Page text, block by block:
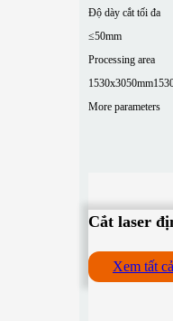
Độ dày cắt tối đa
≤50mm
Processing area
1530x3050mm
More parameters
Cắt laser
Xem tất cả